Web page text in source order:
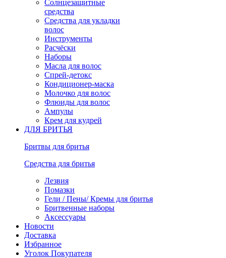
Солнцезащитные
средства
Средства для укладки
волос
Инструменты
Расчёски
Наборы
Масла для волос
Спрей-детокс
Кондиционер-маска
Молочко для волос
Флюиды для волос
Ампулы
Крем для кудрей
ДЛЯ БРИТЬЯ
Бритвы для бритья
Средства для бритья
Лезвия
Помазки
Гели / Пены/ Кремы для бритья
Бритвенные наборы
Аксессуары
Новости
Доставка
Избранное
Уголок Покупателя